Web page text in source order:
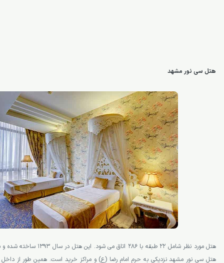
هتل سی نور مشهد
هتل مورد نظر شامل 22 طبقه با
هتل سی نور مشهد نزدیکی به حرم امام رضا (ع) و مراکز خرید است. همین طور از